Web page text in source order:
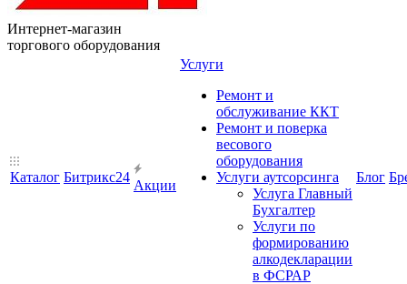
Интернет-магазин
торгового оборудования
Каталог Битрикс24
Акции
Услуги
Ремонт и
обслуживание ККТ
Ремонт и поверка
весового
оборудования
Услуги аутсорсинга
Услуга Главный
Бухгалтер
Услуги по
формированию
алкодекларации
в ФСРАР
Блог